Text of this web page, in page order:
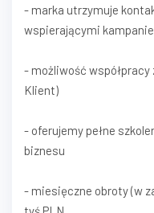
- marka utrzymuje
wspierającymi
- możliwość
Klient)
- oferujemy pełne
biznesu
- miesięczne obroty (w